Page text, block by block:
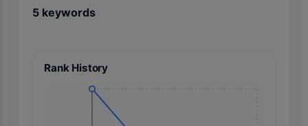
5 keywords
Rank History